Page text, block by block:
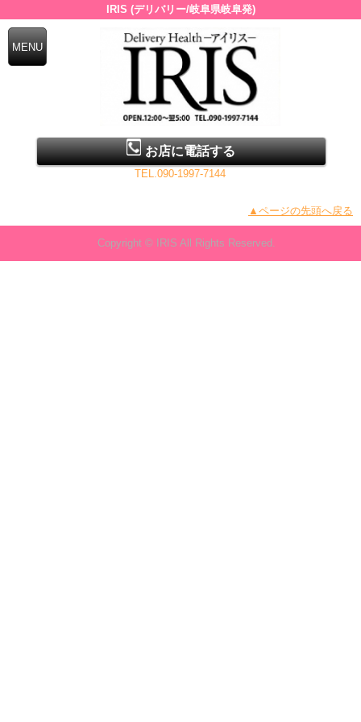
IRIS (デリバリー/岐阜県岐阜発)
お店に電話する
TEL.090-1997-7144
▲ページの先頭へ戻る
Copyright © IRIS All Rights Reserved.